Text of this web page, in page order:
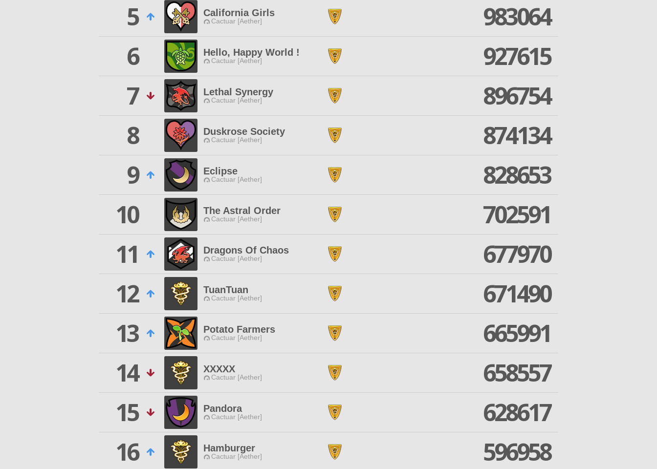
5
California Girls
Cactuar [Aether]
983064
6
Hello, Happy World !
Cactuar [Aether]
927615
7
Lethal Synergy
Cactuar [Aether]
896754
8
Duskrose Society
Cactuar [Aether]
874134
9
Eclipse
Cactuar [Aether]
828653
10
The Astral Order
Cactuar [Aether]
702591
11
Dragons Of Chaos
Cactuar [Aether]
677970
12
TuanTuan
Cactuar [Aether]
671490
13
Potato Farmers
Cactuar [Aether]
665991
14
XXXXX
Cactuar [Aether]
658557
15
Pandora
Cactuar [Aether]
628617
16
Hamburger
Cactuar [Aether]
596958